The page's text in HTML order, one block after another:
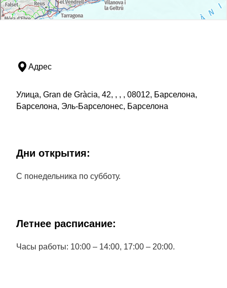
Адрес
Улица, Gran de Gràcia, 42, , , , 08012, Барселона,
Барселона, Эль-Барселонес, Барселона
Дни открытия:
С понедельника по субботу.
Летнее расписание:
Часы работы: 10:00 – 14:00, 17:00 – 20:00.